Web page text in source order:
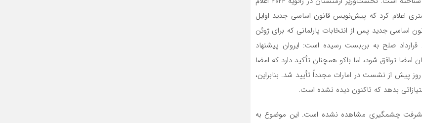
اعلام کرد که پیش‌نویس قانون اساسی جدید اوایل
اساسی جدید پس از انتخابات پارلمانی که برای ژوئن
قرارداد صلح به بن‌بست رسیده است: ایروان پیشنهاد
توافق شود، اما باکو همچنان تأکید دارد که امضا
از نشست در امارات مجدداً تأیید شد. بنابراین،
بدهد که تاکنون دیده نشده است.
پیشرفت چشمگیری مشاهده نشده است. این موضوع به